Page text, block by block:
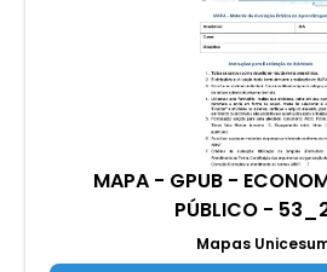
MAPA - GPUB -
PÚBLICO -
Mapas